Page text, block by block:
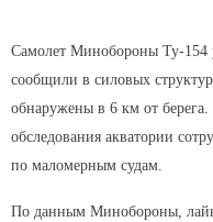
Самолет Минобороны Ту-
сообщили в силовых
обнаружены в 6 км от
обследования акватории
по маломерным судам.
По данным Минобороны,